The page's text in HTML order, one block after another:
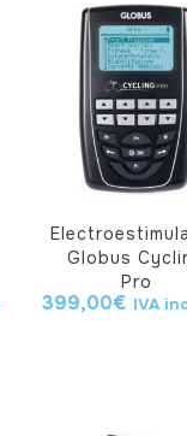
Globus
Pro
399,00€ IVA